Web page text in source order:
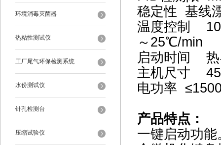
环境消毒灭菌器
热粘性测试仪
工厂尾气环保检测系统
水份测试仪
针孔检测台
压缩试验仪
稳定性 基线
温度控制
～25℃/min
启动时间 热
主机尺寸
电功率
产品特点：
一键启动功能